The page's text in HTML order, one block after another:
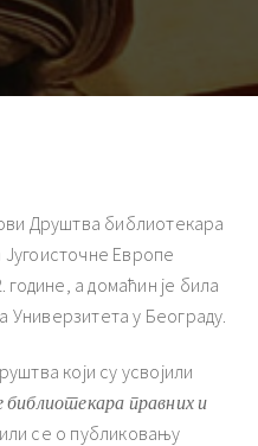
Друштва библиотекара
Европе
а домаћин је била
у Београду.
који су усвојили
библиотекара правних и
се о публиковању